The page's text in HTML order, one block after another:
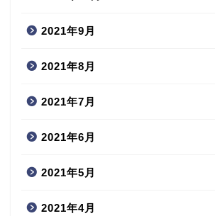
2021年9月
2021年8月
2021年7月
2021年6月
2021年5月
2021年4月